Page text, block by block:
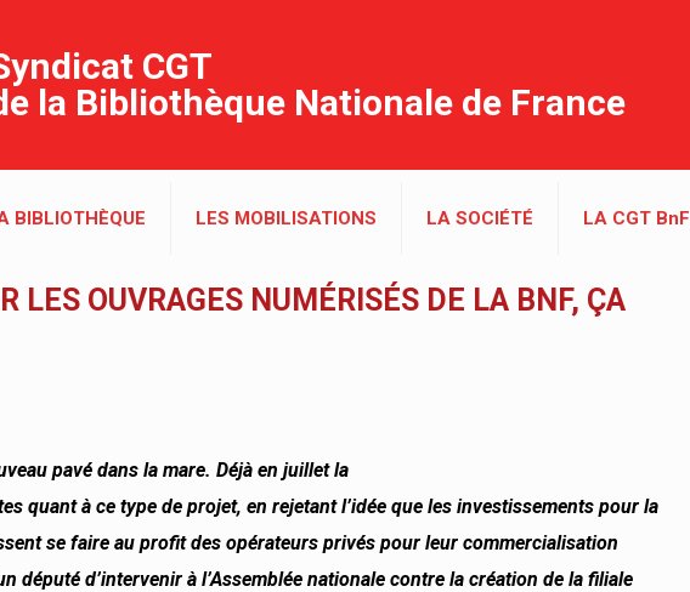
CGT
la Bibliothèque Nationale de France
BIBLIOTHÈQUE LES MOBILISATIONS LA SOCIÉTÉ LA CGT BnF
LES OUVRAGES NUMÉRISÉS DE LA BNF, ÇA
pavé dans la mare. Déjà en juillet la
quant à ce type de projet, en rejetant l’idée que les investissements pour la
se faireau profit des opérateurs privés pour leur commercialisation
député d’intervenir à l’Assemblée nationale contre la création de la filiale